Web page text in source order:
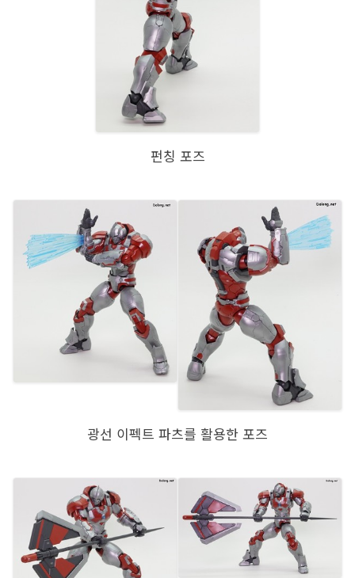
펀칭 포즈
광선 이펙트 파츠를 활용한 포즈